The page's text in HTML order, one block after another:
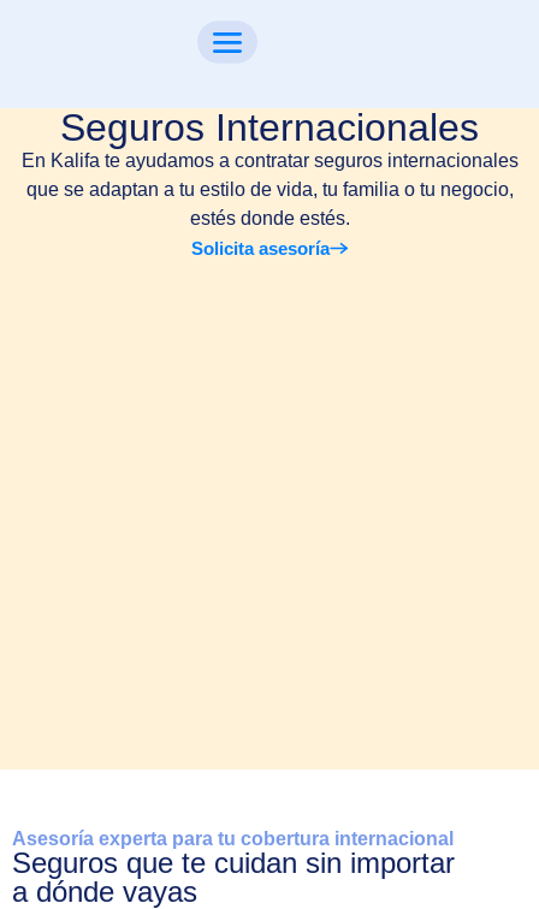
Seguros Internacionales
En Kalifa te ayudamos a contratar seguros internacionales
que se adaptan a tu estilo de vida, tu familia o tu negocio,
estés donde estés.
Solicita asesoría
Asesoría experta para tu cobertura internacional
Seguros que te cuidan sin importar
a dónde vayas